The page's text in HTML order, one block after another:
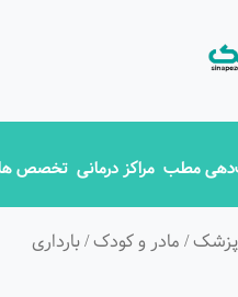
مطب مراکز درمانی تخصص
پزشک/ مادر و کودک/بارداری